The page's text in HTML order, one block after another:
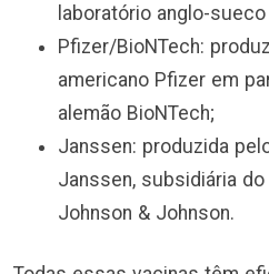
laboratório anglo-
Pfizer/BioNTech:
americano Pfizer em
alemão BioNTech;
Janssen: produzida
Janssen, subsidiária
Johnson & Johnson.